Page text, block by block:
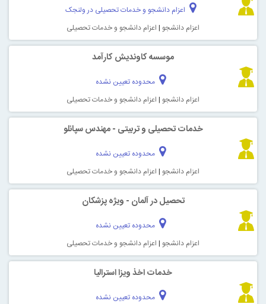
اعزام دانشجو و خدمات تحصیلی در ولنجک
اعزام دانشجو | اعزام دانشجو و خدمات تحصیلی
موسسه کاوندیش کارآمد
محدوده تعیین نشده
اعزام دانشجو | اعزام دانشجو و خدمات تحصیلی
خدمات تحصیلی و تربیتی - مهندس سپانلو
محدوده تعیین نشده
اعزام دانشجو | اعزام دانشجو و خدمات تحصیلی
تحصیل در آلمان - ویژه پزشکان
محدوده تعیین نشده
اعزام دانشجو | اعزام دانشجو و خدمات تحصیلی
خدمات اخذ ویزا استرالیا
محدوده تعیین نشده